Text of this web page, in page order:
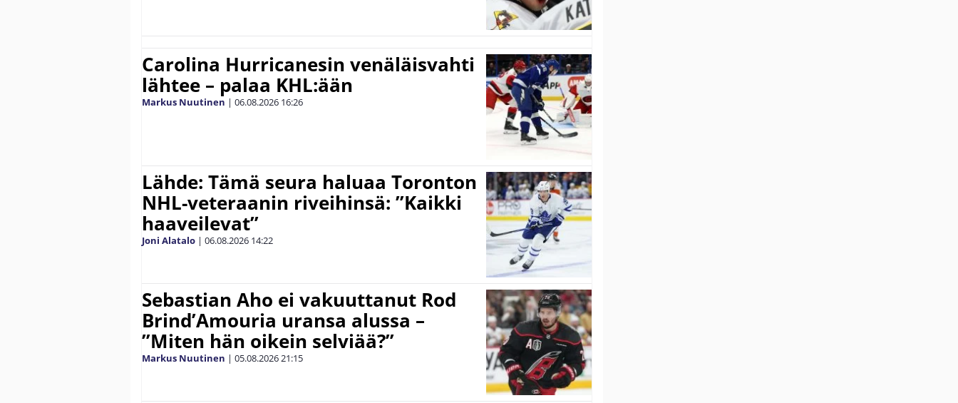
Carolina Hurricanesin venäläisvahti
lähtee – palaa KHL:ään
Markus Nuutinen | 06.08.2026 16:26
Lähde: Tämä seura haluaa Toronton
NHL-veteraanin riveihinsä: ”Kaikki
haaveilevat”
Joni Alatalo | 06.08.2026 14:22
Sebastian Aho ei vakuuttanut Rod
Brind’Amouria uransa alussa –
”Miten hän oikein selviää?”
Markus Nuutinen | 05.08.202621:15